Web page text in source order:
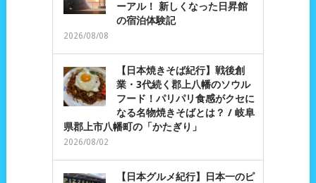
ーアル！ 新しくなった日昇館
の宿泊体験記
2026/08/08
【日本焼きそば紀行】戦後創
業・3代続く郡上八幡のソウル
フード！パリパリ食感がクセに
なる名物焼きそばとは？ / 岐阜
県郡上市八幡町の「かたぎり」
2026/08/02
【日本グルメ紀行】日本一のピ